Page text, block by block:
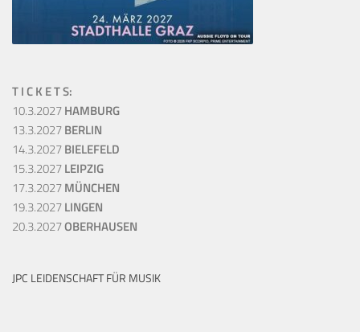
T I C K E T S:
10.3.2027HAMBURG
13.3.2027BERLIN
14.3.2027BIELEFELD
15.3.2027LEIPZIG
17.3.2027MÜNCHEN
19.3.2027LINGEN
20.3.2027OBERHAUSEN
JPC LEIDENSCHAFT FÜR MUSIK